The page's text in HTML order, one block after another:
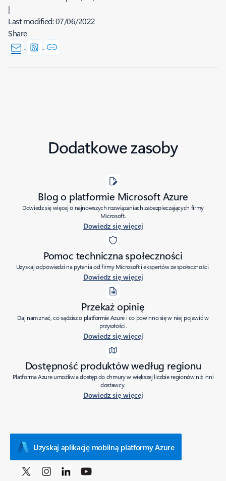
|
Last modified:07/06/2022
Share
Dodatkowe zasoby
Blog o platformie Microsoft Azure
Dowiedz się więcej o najnowszych rozwiązaniach zabezpieczających firmy
Microsoft.
Dowiedz się więcej
Pomoc techniczna społeczności
Uzyskaj odpowiedzi na pytania od firmy Microsoft i ekspertów ze społeczności.
Dowiedz się więcej
Przekaż opinię
Daj nam znać, co sądzisz o platformie Azure i co powinno się w niej pojawić w
przyszłości.
Dowiedz się więcej
Dostępność produktów według regionu
Platforma Azure umożliwia dostęp do chmury w większej liczbie regionów niż inni
dostawcy.
Dowiedz się więcej
Uzyskaj aplikację mobilną platformy Azure